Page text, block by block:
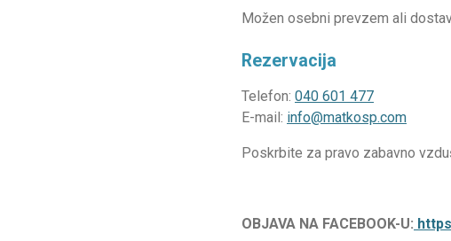
Možen osebni prevzem ali
Rezervacija
Telefon: 040 601 477
E-mail: info@matkosp.com
Poskrbite za pravo zabavno
OBJAVA NA FACEBOOK-U: